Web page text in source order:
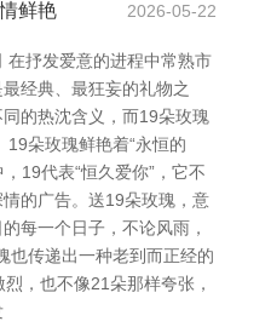
鲜艳 2026-05-22
在抒发爱意的进程中常熟市
经典、最狂妄的礼物之
的热沈含义，而19朵玫瑰
朵玫瑰鲜艳着“永恒的
19代表“恒久爱你”，它不
的广告。送19朵玫瑰，意
每一个日子，不论风雨，
也传递出一种老到而正经的
，也不像21朵那样夸张，